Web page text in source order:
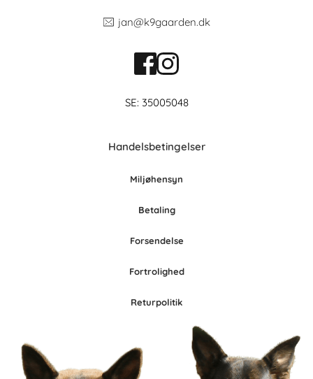
jan@k9gaarden.dk
SE: 35005048
Handelsbetingelser
Miljøhensyn
Betaling
Forsendelse
Fortrolighed
Returpolitik